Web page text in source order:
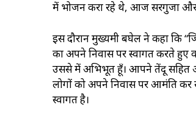
में भोजन करा रहे थे, आज सरगुजा और
इस दौरान मुख्यमंत्री बघेल ने कहा कि
का अपने निवास पर स्वागत करते
उससे में अभिभूत हूँ। आपने तेंदू सहित
लोगों को अपने निवास पर आमंत्रित
स्वागत है।